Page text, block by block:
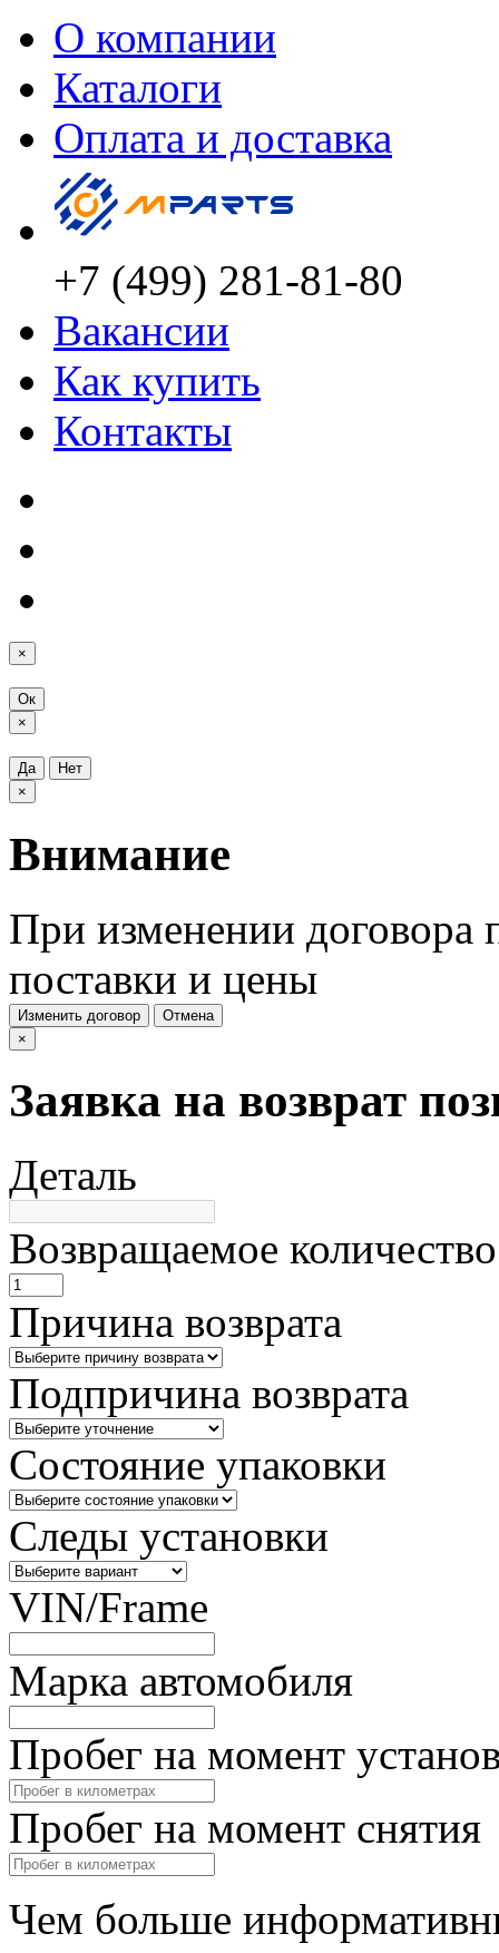
О компании
Каталоги
Оплата и доставка
+7 (499) 281-81-80
Вакансии
Как купить
Контакты
×
Ок
×
Да
Нет
×
Внимание
При изменении договора
поставки и цены
Изменить договор
Отмена
×
Заявка на возврат
Деталь
Возвращаемое количество
Причина возврата
Подпричина возврата
Состояние упаковки
Следы установки
VIN/Frame
Марка автомобиля
Пробег на момент
Пробег на момент снятия
Чем больше